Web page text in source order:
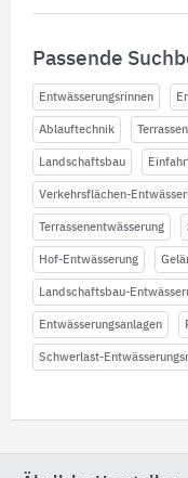
Passende
Entwässerungsrinnen
Ablauftechnik Terrassen
Landschaftsbau
Verkehrsflächen-
Terrassenentwässerung
Hof-Entwässerung
Landschaftsbau-
Entwässerungsanlagen
Schwerlast-